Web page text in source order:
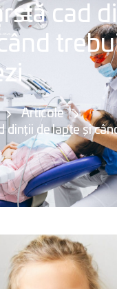
cad
Articole
dinții de lapte și